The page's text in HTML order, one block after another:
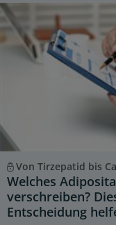
Von Tirzepatid bis
Welches
verschreiben?
Entscheidung